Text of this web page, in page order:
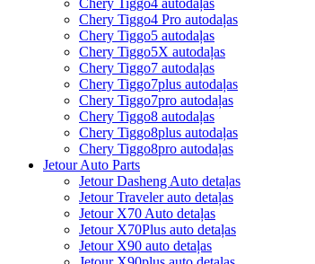
Chery Tiggo4 Pro autodaļas
Chery Tiggo5 autodaļas
Chery Tiggo5X autodaļas
Chery Tiggo7 autodaļas
Chery Tiggo7plus autodaļas
Chery Tiggo7pro autodaļas
Chery Tiggo8 autodaļas
Chery Tiggo8plus autodaļas
Chery Tiggo8pro autodaļas
Jetour Auto Parts
Jetour Dasheng Auto detaļas
Jetour Traveler auto detaļas
Jetour X70 Auto detaļas
Jetour X70Plus auto detaļas
Jetour X90 auto detaļas